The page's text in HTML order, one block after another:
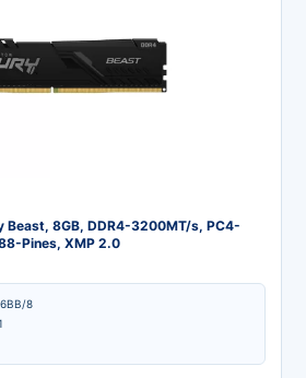
Beast, 8GB, DDR4-3200MT/s, PC4-
Pines, XMP 2.0
8